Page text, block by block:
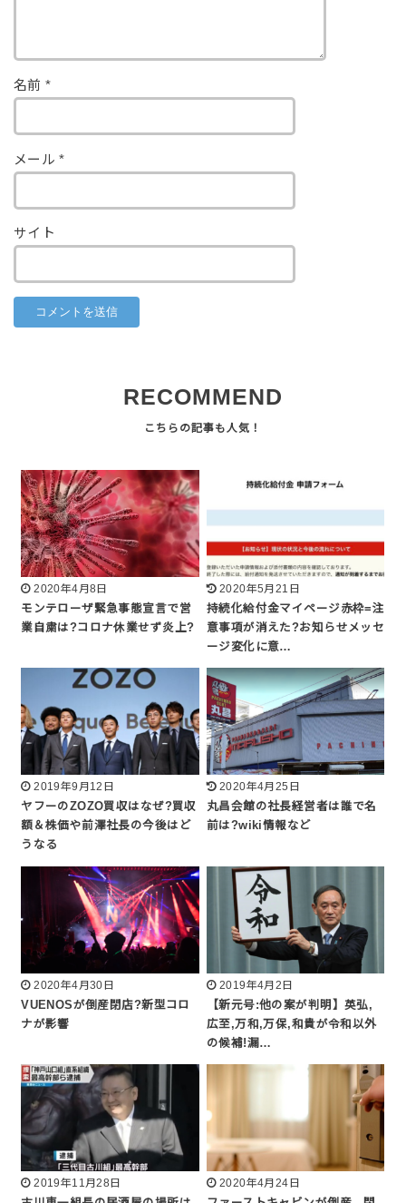
名前 *
メール*
サイト
RECOMMEND
2020年4月8日
モンテローザ緊急事態宣言で営
業自粛は?コロナ休業せず炎上?
2020年5月21日
持続化給付金マイページ赤枠=注
意事項が消えた?お知らせメッセ
ージ変化に意…
2019年9月12日
ヤフーのZOZO買収はなぜ?買収
額＆株価や前澤社長の今後はど
うなる
2020年4月25日
丸昌会館の社長経営者は誰で名
前は?wiki情報など
2020年4月30日
VUENOSが倒産閉店?新型コロ
ナが影響
2019年4月2日
【新元号:他の案が判明】英弘,
広至,万和,万保,和貴が令和以外
の候補!漏…
2019年11月28日
2020年4月24日